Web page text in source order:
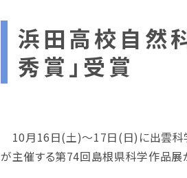
浜田高校自然
秀賞」受賞
10月16日(土)～17日(日)に出雲科
が主催する第74回島根県科学作品展